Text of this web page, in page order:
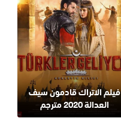
فيلم الاتراك قادمون سيف
العدالة 2020 مترجم